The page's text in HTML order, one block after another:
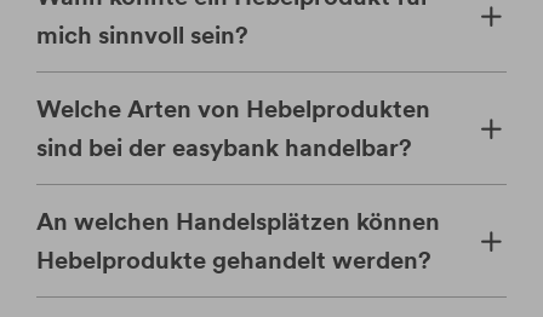
mich sinnvoll sein?
Welche Arten von Hebelprodukten
sind bei der easybank handelbar?
An welchen Handelsplätzen können
Hebelprodukte gehandelt werden?